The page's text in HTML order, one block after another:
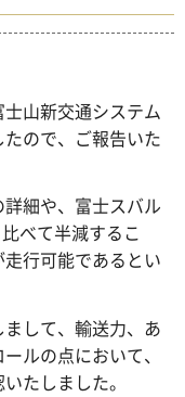
山新交通システム
ので、ご報告いた
細や、富士スバル
べて半減するこ
行可能であるとい
して、輸送力、あ
ルの点において、
たしました。